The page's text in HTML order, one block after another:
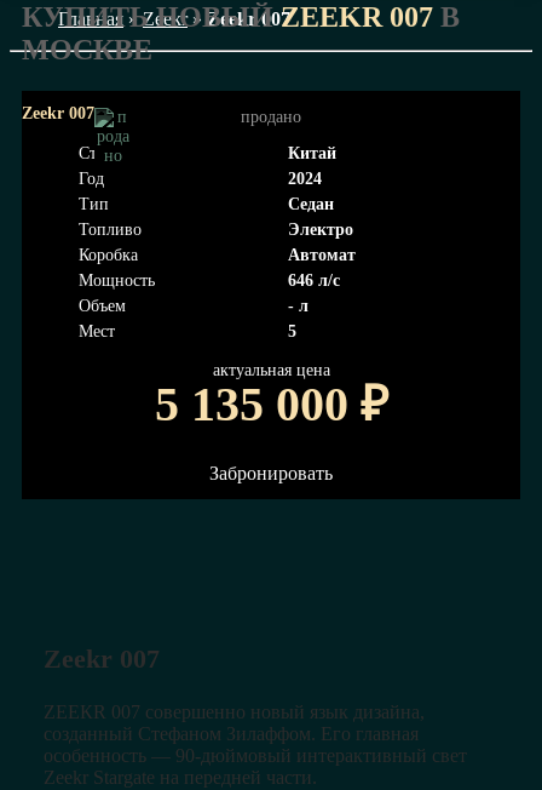
Главная»Zeekr» Zeekr 007
КУПИТЬ НОВЫЙZEEKR 007 В
МОСКВЕ
продано
Zeekr 007
Страна
Китай
Год
2024
Тип
Седан
Топливо
Электро
Коробка
Автомат
Мощность
646 л/с
Объем
- л
Мест
5
актуальная цена
5 135 000 ₽
Забронировать
Zeekr 007
ZЕЕКR 007 совершенно новый язык дизайна,
созданный Стефаном Зилаффом. Его главная
особенность — 90-дюймовый интерактивный свет
Zееkr Stаrgаtе на передней части.